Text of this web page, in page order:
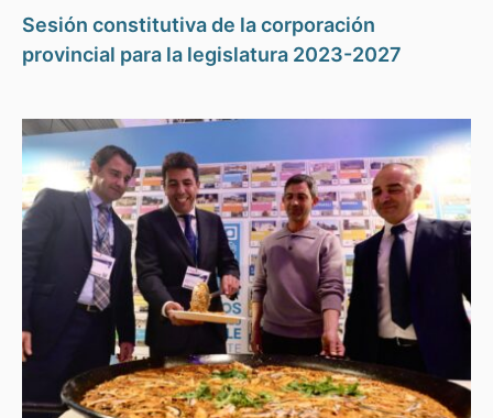
Sesión constitutiva de la corporación
provincial para la legislatura 2023-2027